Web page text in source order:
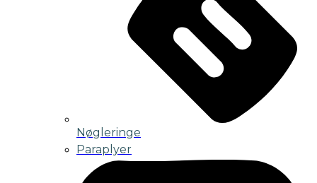
Nøgleringe
Paraplyer